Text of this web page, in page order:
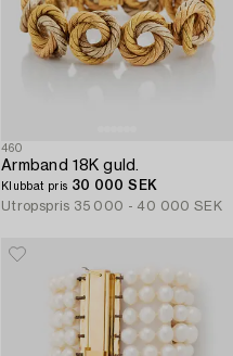
460
Armband 18K guld.
Klubbat pris 30 000 SEK
Utropspris 35 000 - 40 000 SEK